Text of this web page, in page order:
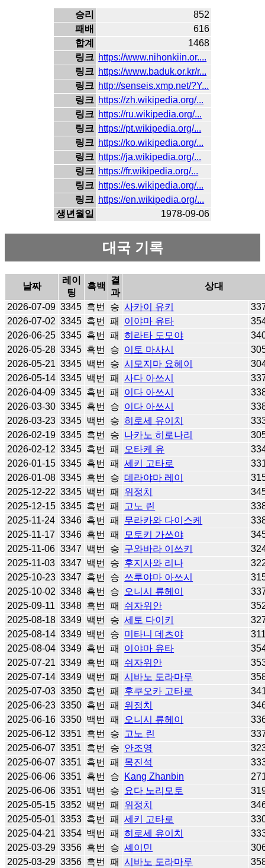
승리
852
패배
616
합계
1468
링크 https://www.nihonkiin.or....
링크 https://www.baduk.or.kr/r...
링크 http://senseis.xmp.net/?Y...
링크 https://zh.wikipedia.org/...
링크 https://ru.wikipedia.org/...
링크 https://pt.wikipedia.org/...
링크 https://ko.wikipedia.org/...
링크 https://ja.wikipedia.org/...
링크 https://fr.wikipedia.org/...
링크 https://es.wikipedia.org/...
링크 https://en.wikipedia.org/...
생년월일
1978-09-06
대국 기록
날짜
레이
팅
흑백
결
과
상대
2026-07-09 3345 흑번 승 사카이 유키
2026-07-02 3345 흑번 패 이야마 유타
2026-06-25 3345 흑번 패 히라타 도모야
2026-05-28 3345 흑번 승 이토 마사시
2026-05-21 3345 백번 승 시모지마 요헤이
2026-05-14 3345 백번 패 사다 아쓰시
2026-04-09 3345 흑번 패 이다 아쓰시
2026-03-30 3345 흑번 승 이다 아쓰시
2026-03-23 3345 백번 승 히로세 유이치
2026-02-19 3345 흑번 승 나카노 히로나리
2026-02-12 3345 흑번 패 오타케 유
2026-01-15 3345 흑번 패 세키 고타로
2026-01-08 3345 흑번 승 데라야마 레이
2025-12-22 3345 백번 패 위정치
2025-12-15 3345 흑번 패 고노 린
2025-11-24 3346 흑번 패 무라카와 다이스케
2025-11-17 3346 흑번 패 모토키 가쓰야
2025-11-06 3347 백번 승 구와바라 이쓰키
2025-11-03 3347 백번 승 후지사와 리나
2025-10-23 3347 흑번 승 쓰루야마 아쓰시
2025-10-02 3348 흑번 승 오니시 류헤이
2025-09-11 3348 흑번 패 쉬자위안
2025-08-18 3349 백번 승 세토 다이키
2025-08-14 3349 백번 승 미타니 데츠야
2025-08-04 3349 흑번 패 이야마 유타
2025-07-21 3349 흑번 패 쉬자위안
2025-07-14 3349 백번 패 시바노 도라마루
2025-07-03 3350 흑번 패 후쿠오카 고타로
2025-06-23 3350 흑번 패 위정치
2025-06-16 3350 백번 패 오니시 류헤이
2025-06-12 3351 흑번 승 고노 린
2025-06-07 3351 흑번 승 안조영
2025-06-07 3351 흑번 패 목진석
2025-06-06 3351 흑번 승 Kang Zhanbin
2025-06-06 3351 백번 승 요다 노리모토
2025-05-15 3352 백번 패 위정치
2025-05-01 3353 흑번 패 세키 고타로
2025-04-21 3354 백번 패 히로세 유이치
2025-03-29 3356 흑번 승 셰이민
2025-03-29 3356 흑번 패 시바노 도라마루